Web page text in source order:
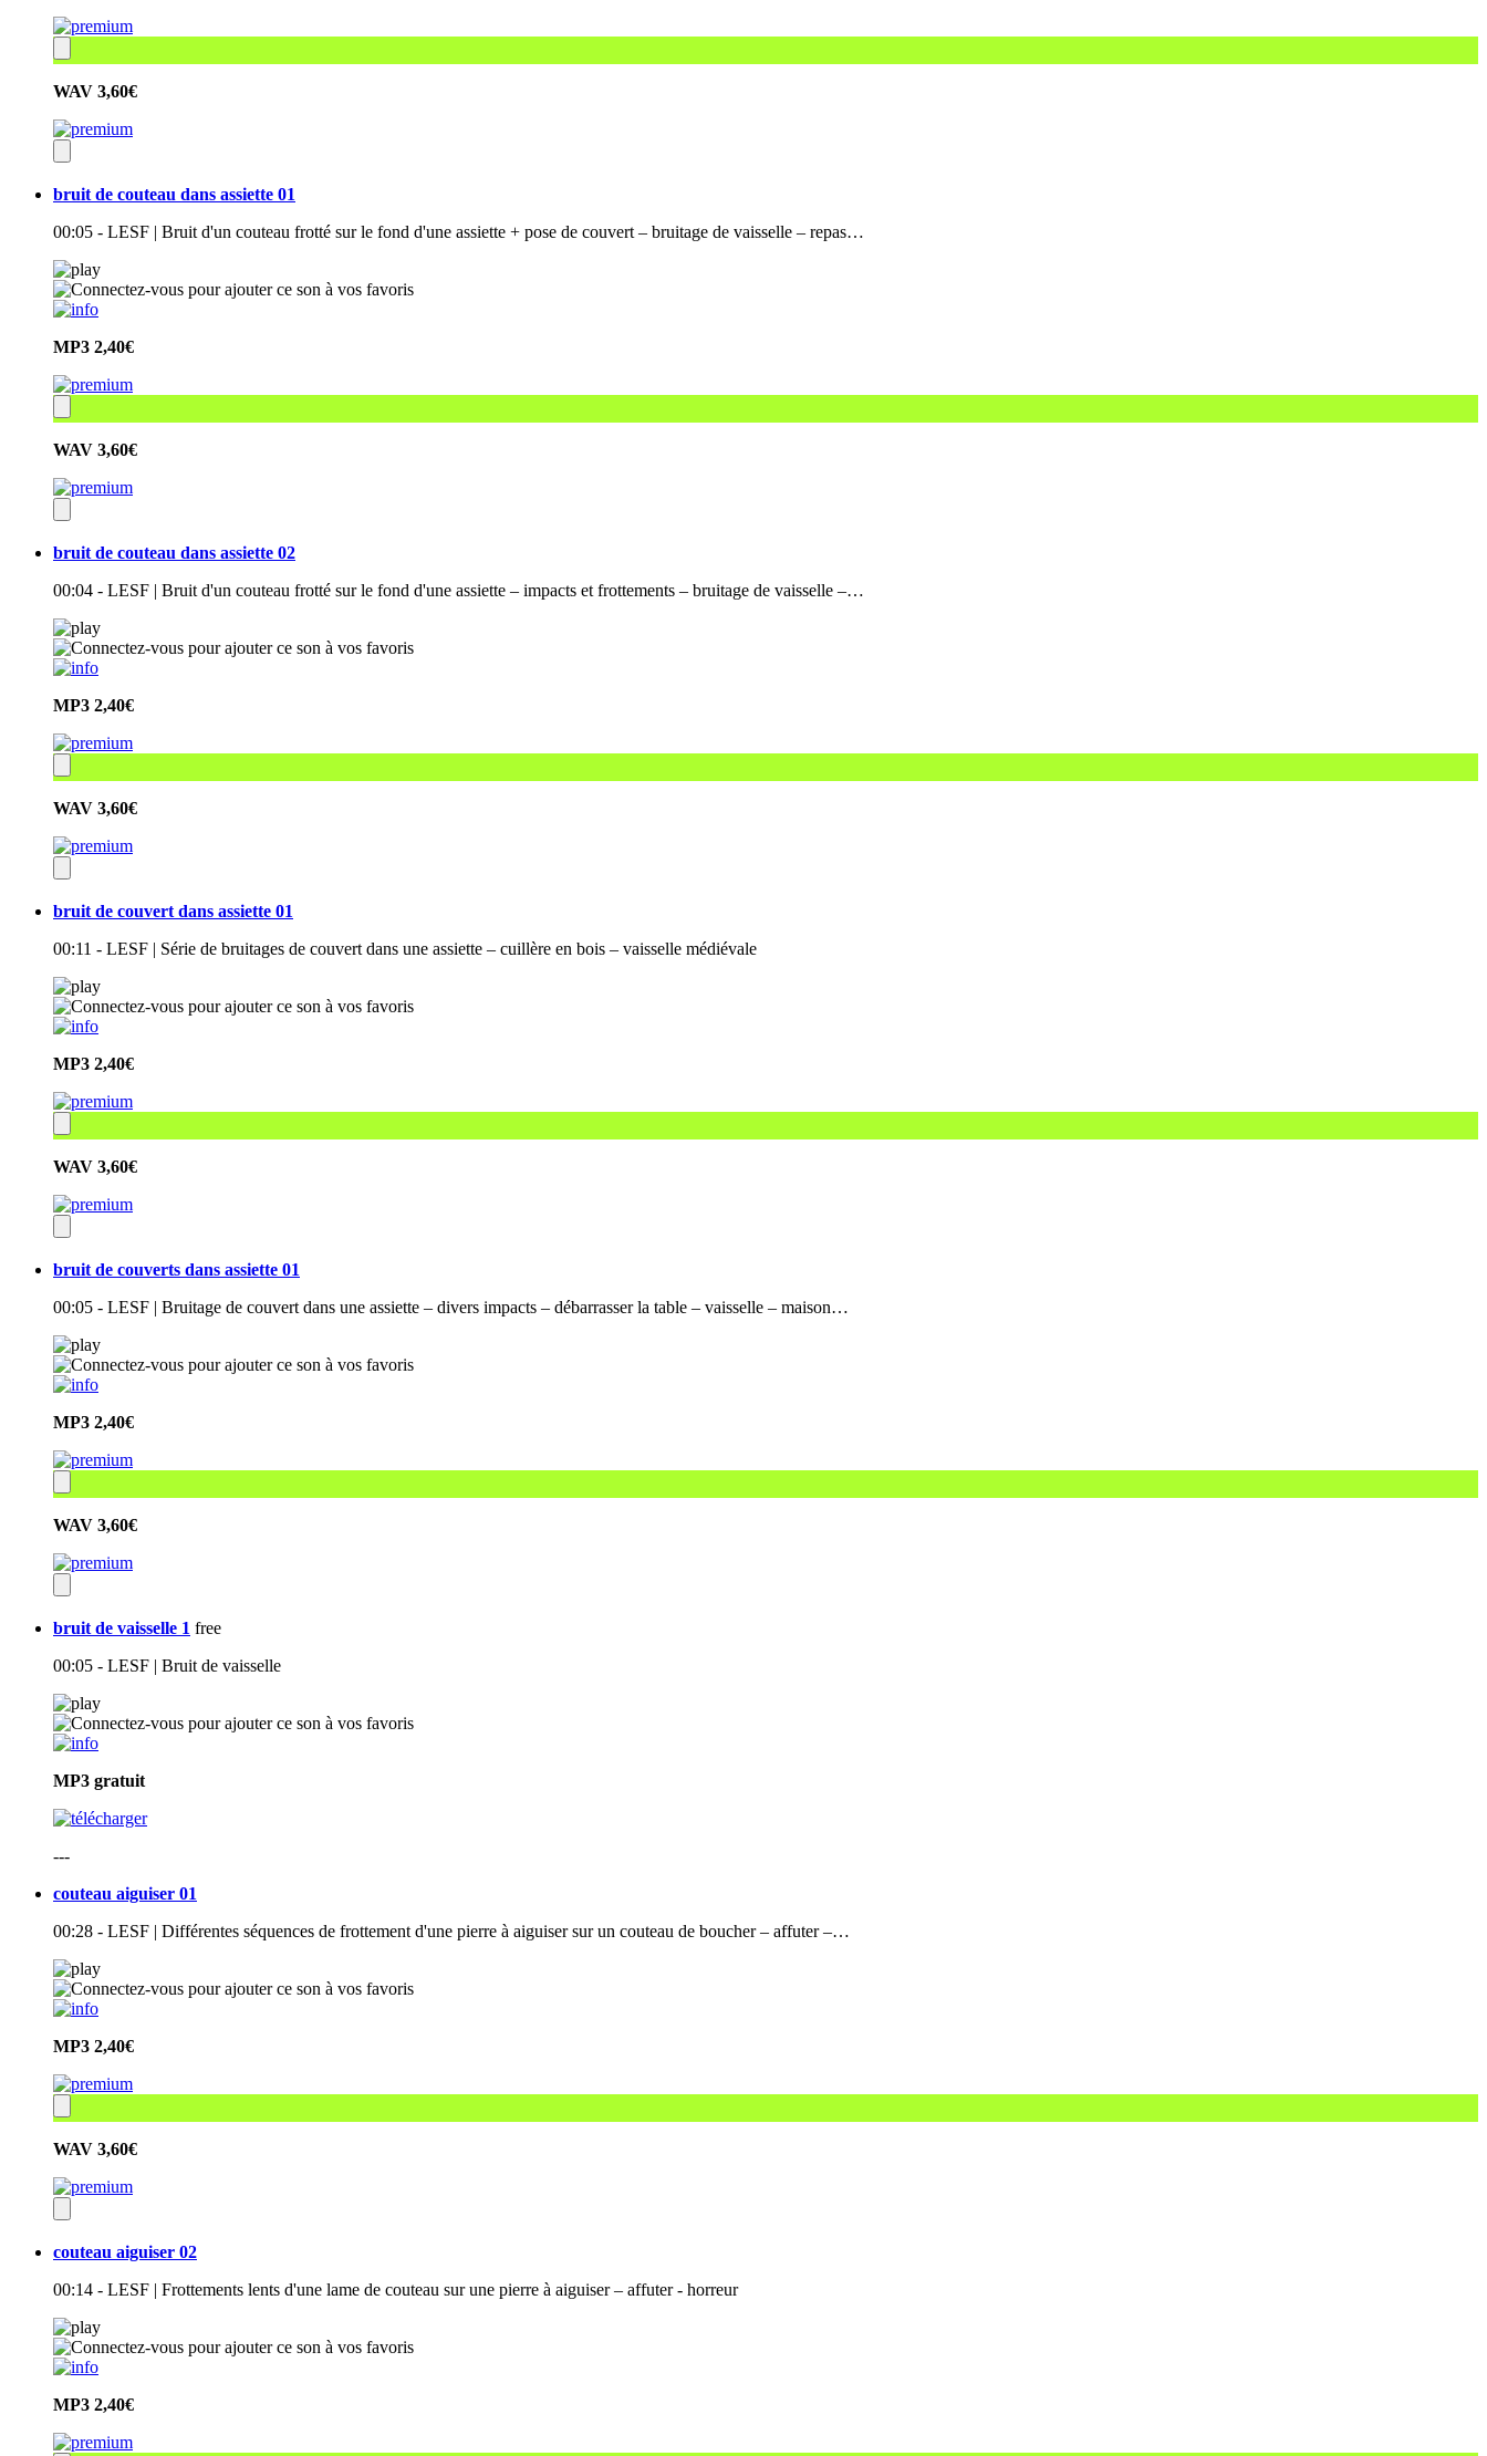
WAV 3,60€
bruit de couteau dans assiette 01
00:05 - LESF | Bruit d'un couteau frotté sur le fond d'une assiette + pose de couvert – bruitage de vaisselle – repas…
MP3 2,40€
WAV 3,60€
bruit de couteau dans assiette 02
00:04 - LESF | Bruit d'un couteau frotté sur le fond d'une assiette – impacts et frottements – bruitage de vaisselle –…
MP3 2,40€
WAV 3,60€
bruit de couvert dans assiette 01
00:11 - LESF | Série de bruitages de couvert dans une assiette – cuillère en bois – vaisselle médiévale
MP3 2,40€
WAV 3,60€
bruit de couverts dans assiette 01
00:05 - LESF | Bruitage de couvert dans une assiette – divers impacts – débarrasser la table – vaisselle – maison…
MP3 2,40€
WAV 3,60€
bruit de vaisselle 1 free
00:05 - LESF | Bruit de vaisselle
MP3 gratuit
---
couteau aiguiser 01
00:28 - LESF | Différentes séquences de frottement d'une pierre à aiguiser sur un couteau de boucher – affuter –…
MP3 2,40€
WAV 3,60€
couteau aiguiser 02
00:14 - LESF | Frottements lents d'une lame de couteau sur une pierre à aiguiser – affuter - horreur
MP3 2,40€